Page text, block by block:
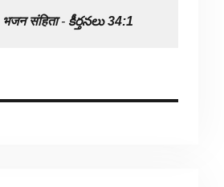
भजन संहिता- కీర్తనలు 34:1